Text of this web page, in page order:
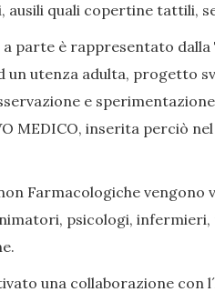
ausili quali copertine tattili,
parte è rappresentato dalla
un utenza adulta, progetto
e
MEDICO, inserita perciò
Farmacologiche
psicologi,
una collaborazione con